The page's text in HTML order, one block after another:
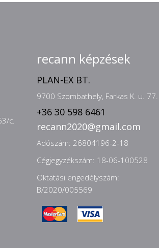
c.
recann képzések
PLAN-EX BT.
9700 Szombathely, Farkas K. u. 77.
+36 30 598 6461
recann2020@gmail.com
Adószám: 26804196-2-18
Cégjegyzékszám: 18-06-100528
Oktatási engedélyszám:
B/2020/005569